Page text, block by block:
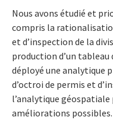
Nous avons étudié et
compris la
et d’inspection de la
production d’un tableau
déployé une analytique
d’octroi de permis et
l’analytique
améliorations